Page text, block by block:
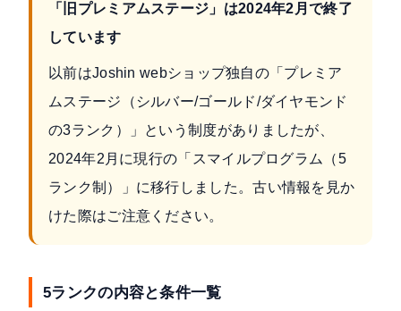
「旧プレミアムステージ」は2024年2月で終了
しています
以前はJoshin webショップ独自の「プレミア
ムステージ（シルバー/ゴールド/ダイヤモンド
の3ランク）」という制度がありましたが、
2024年2月に現行の「スマイルプログラム（5
ランク制）」に移行しました。古い情報を見か
けた際はご注意ください。
5ランクの内容と条件一覧